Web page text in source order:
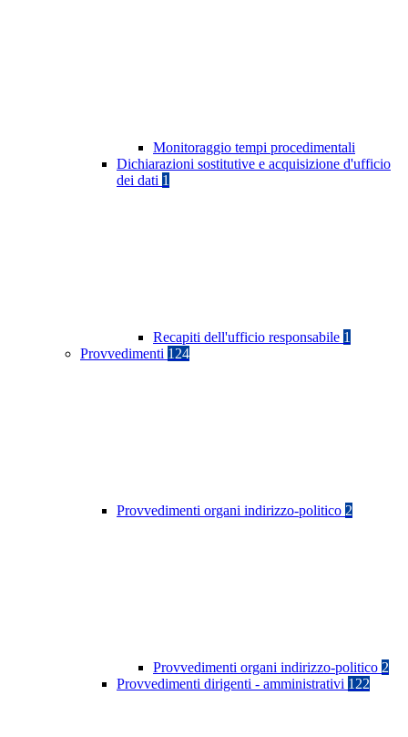
Monitoraggio tempi procedimentali
Dichiarazioni sostitutive e acquisizione d'ufficio
dei dati 1
Recapiti dell'ufficio responsabile 1
Provvedimenti 124
Provvedimenti organi indirizzo-politico 2
Provvedimenti organi indirizzo-politico 2
Provvedimenti dirigenti - amministrativi 122